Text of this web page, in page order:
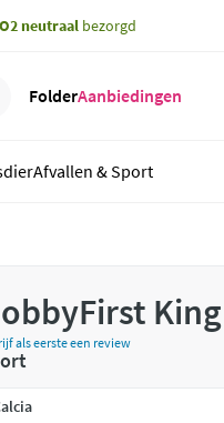
neutraal bezorgd
FolderAanbiedingen
Afvallen & Sport
als eerste een review